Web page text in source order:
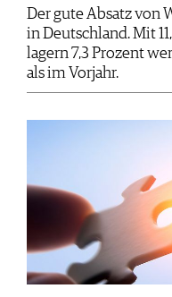
Der gute Absatz von
in Deutschland. Mit
lagern 7,3 Prozent
als im Vorjahr.